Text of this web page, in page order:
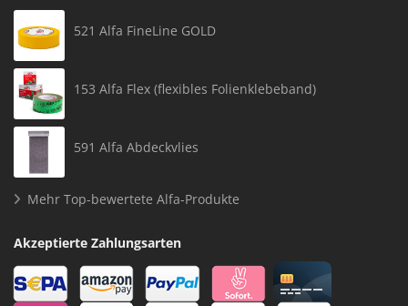
521 Alfa FineLine GOLD
153 Alfa Flex (flexibles Folienklebeband)
591 Alfa Abdeckvlies
Mehr Top-bewertete Alfa-Produkte
Akzeptierte Zahlungsarten